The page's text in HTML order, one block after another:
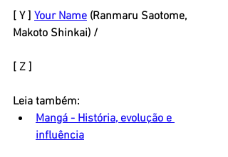
[ Y ] Your Name (Ranmaru Saotome,
Makoto Shinkai) /
[ Z ]
Leia também:
Mangá - História, evolução e
influência